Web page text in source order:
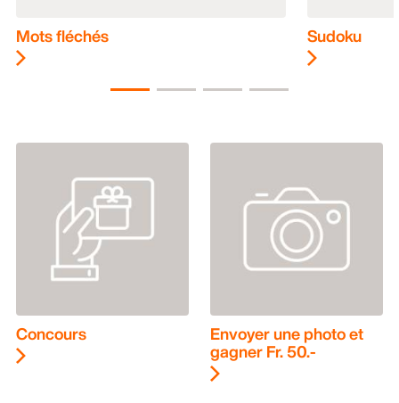
Mots fléchés Sudoku
Concours Envoyer une photo et
gagner Fr. 50.-